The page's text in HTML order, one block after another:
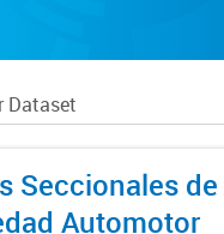
Seccionales de
Automotor